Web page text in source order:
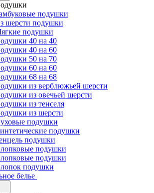
подушки
шерсти подушки
подушки
40 на 40
40 на 60
50 на 70
60 на 60
68 на 68
из верблюжьей шерсти
из овечьей шерсти
из тенселя
из шерсти
подушки
подушки
подушки
подушки
подушки
подушки
белье